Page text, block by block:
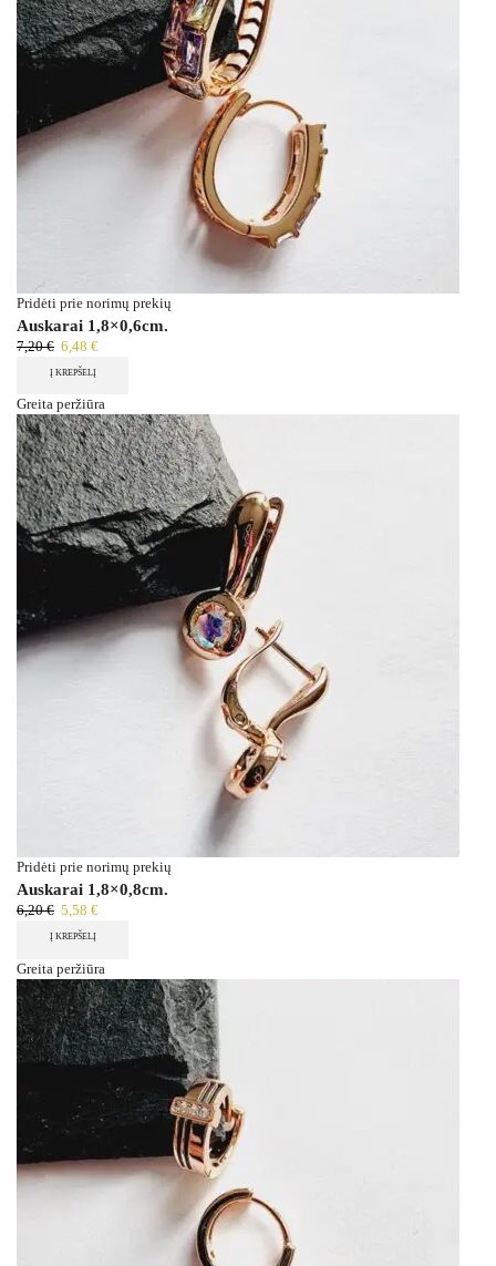
Pridėti prie norimų prekių
Auskarai 1,8×0,6cm.
7,20€ 6,48 €
Į KREPŠELĮ
Greita peržiūra
Pridėti prie norimų prekių
Auskarai 1,8×0,8cm.
6,20€ 5,58 €
Į KREPŠELĮ
Greita peržiūra